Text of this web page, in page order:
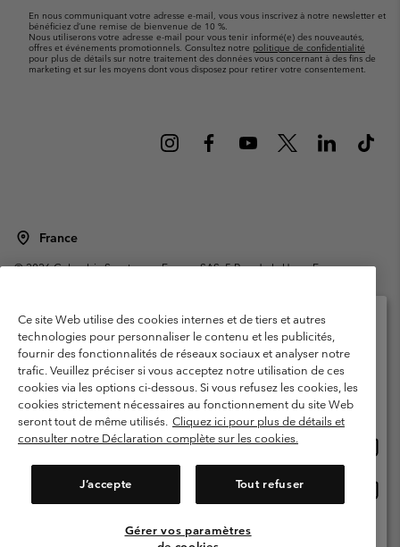
En nous communiquant votre adresse e-mail, vous vous inscrivez à notre newsletter et
bénéficiez d’une remise de bienvenue de 10 %.
Nous utiliserons votre adresse e-mail pour vous tenir informé(e) des nouveautés,
offres et événements promotionnels. Consultez notre politique de confidentialité
pour plus de détails sur notre traitement des données vous concernant à des fins de
marketing et sur les moyens dont vous disposez pour retirer votre consentement.
France
©2026Columbia Sportswear Europe SAS. 5 Rue de la Haye, Espace
Garanties Légales
Politique de confidentialité
Conditions d'utilisation - Membres
Conditions D'utilisation - Contenu généré par l'utilisateur
Impressum
Cookies
Public CBCR
Service client: Lun - Sam de 9h à 13h et de 14h à 18h
Ce site Web utilise des cookies internes et de tiers et autres
technologies pour personnaliser le contenu et les publicités,
fournir des fonctionnalités de réseaux sociaux et analyser notre
trafic. Veuillez préciser si vous acceptez notre utilisation de ces
cookies via les options ci-dessous. Si vous refusez les cookies, les
cookies strictement nécessaires au fonctionnement du site Web
seront tout de même utilisés. Cliquez ici pour plus de détails et
consulter notre Déclaration complète sur les cookies.
J’accepte Tout refuser
Gérer vos paramètres
Veuillez sélectionner votre pays d’expédition et
votre langue
Achats en ligne disponibles
United States
ligne
France
Voir Tous Les Pays